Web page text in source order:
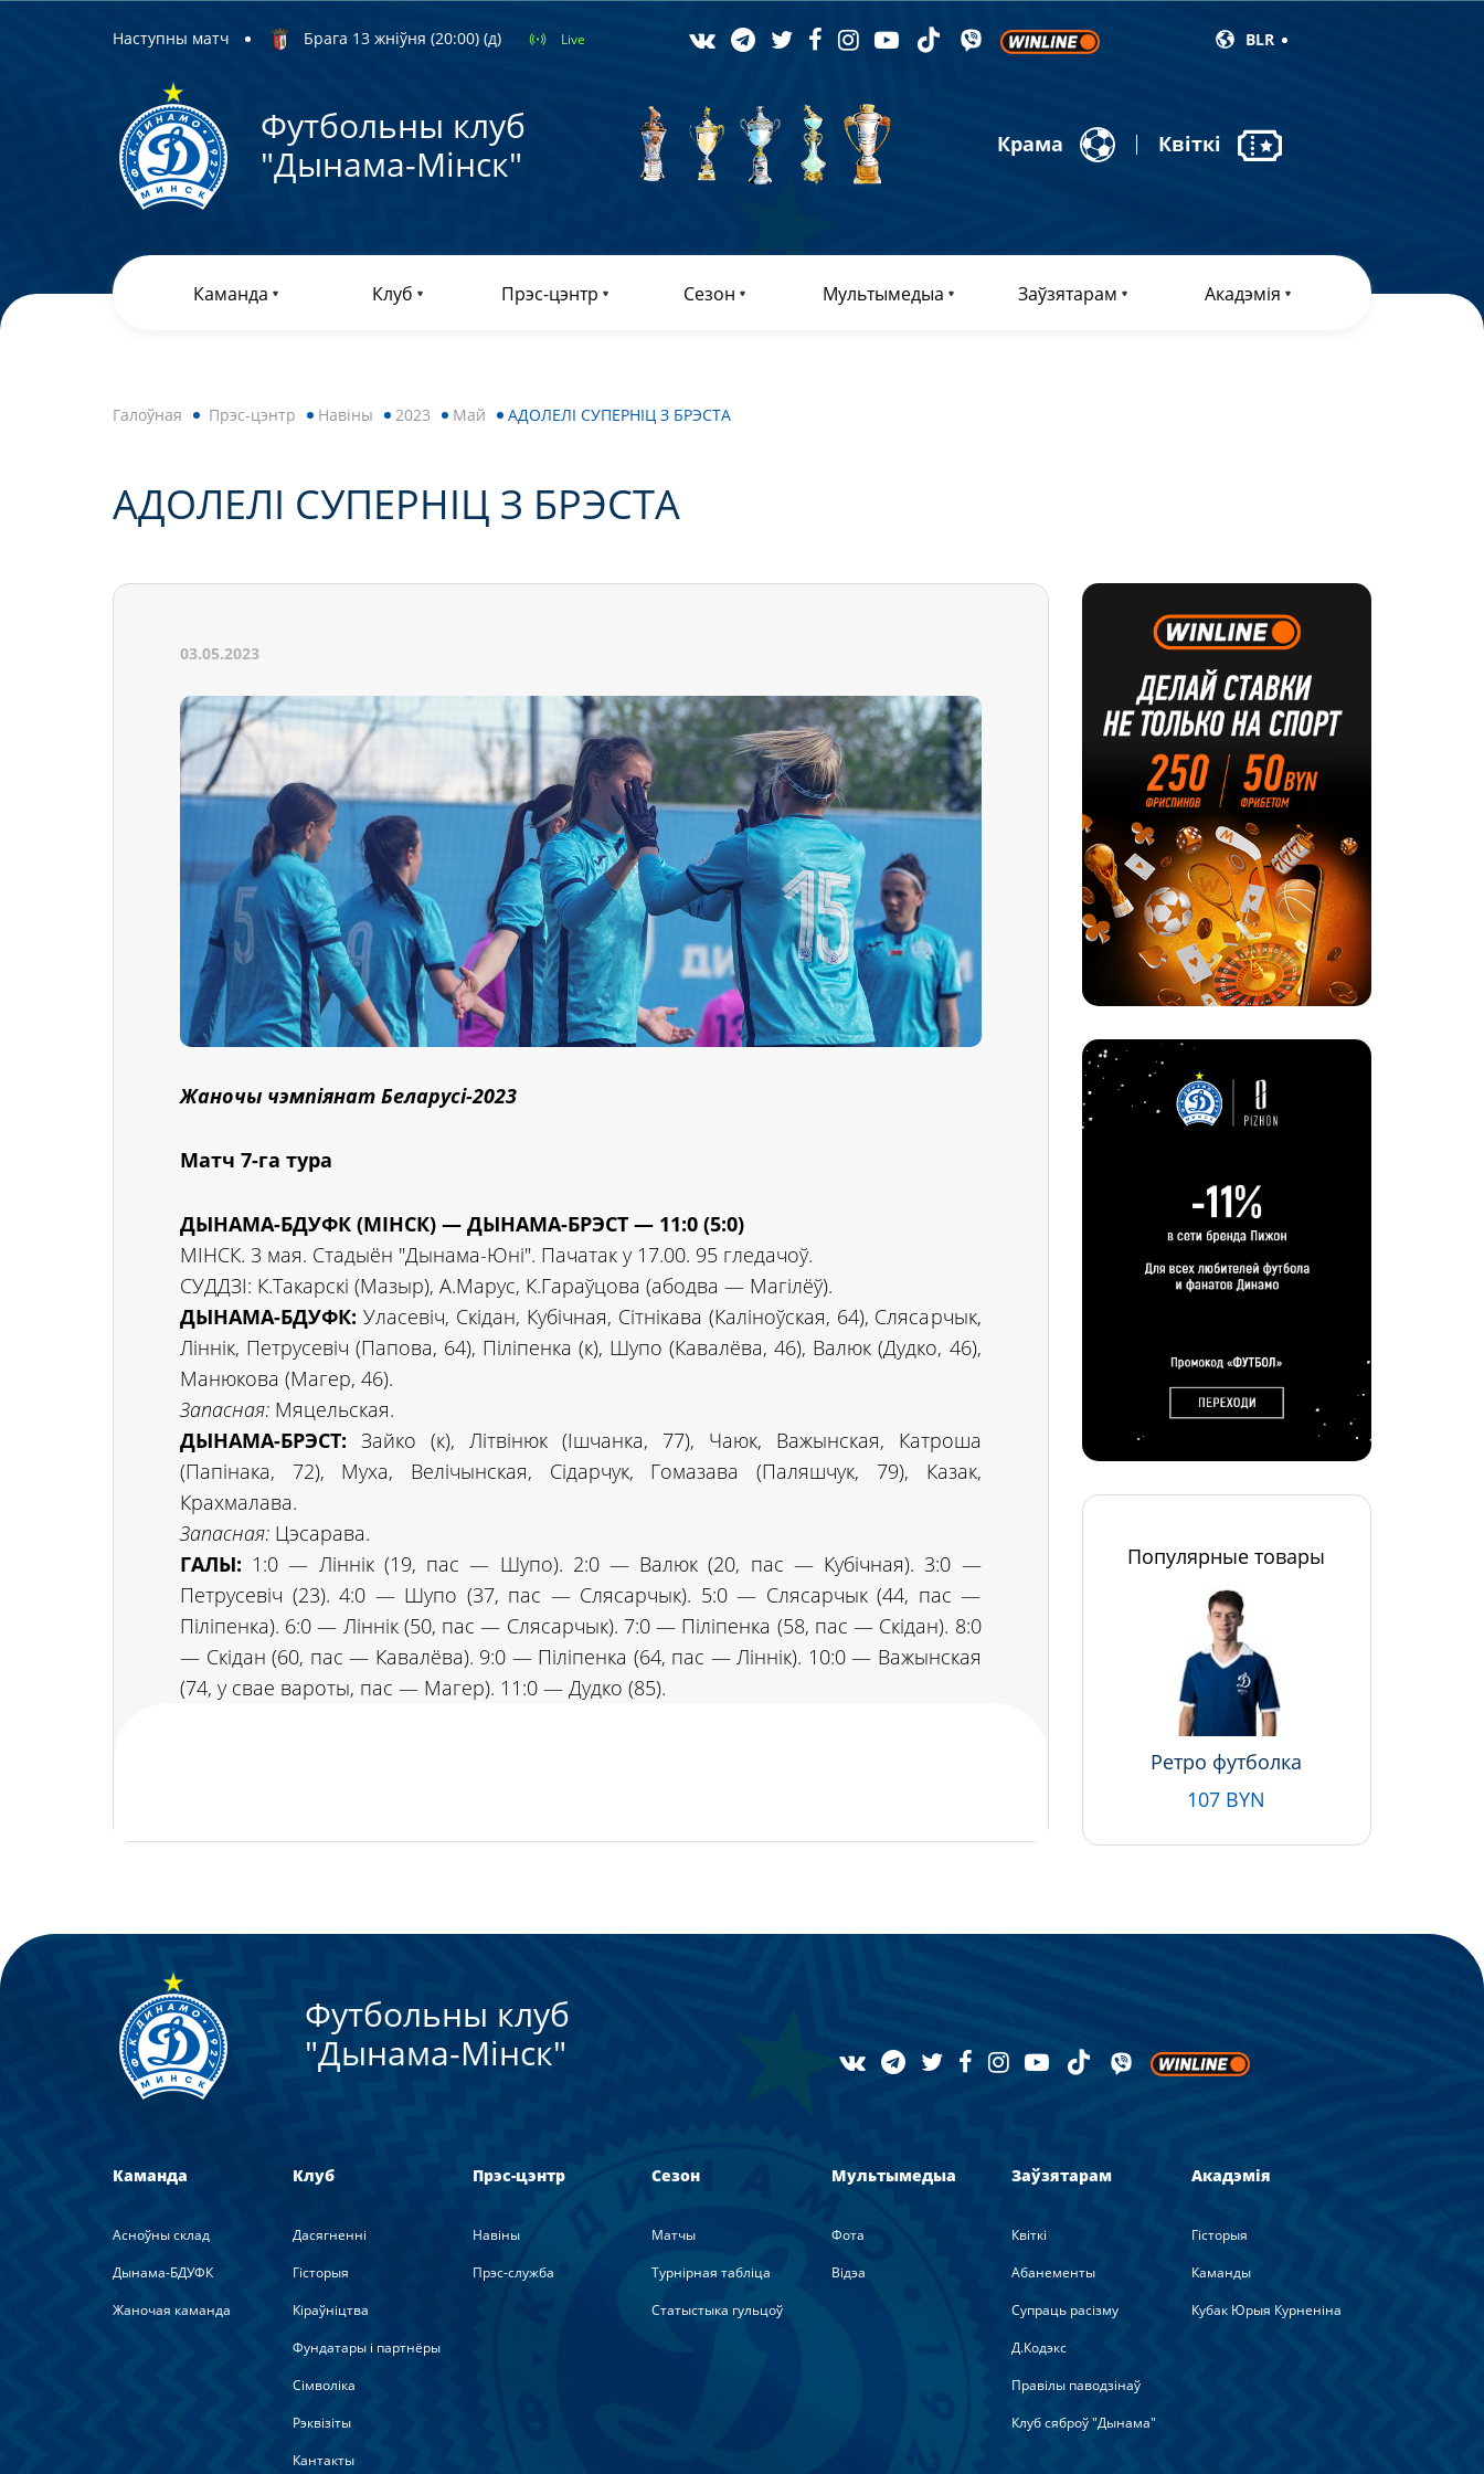
Наступны матч Брага 13 жніўня (20:00) (д) Live BLR
Футбольны клуб
"Дынама-Мiнск"
Крама Квіткі
Каманда Клуб Прэс-цэнтр Сезон Мультымедыа Заўзятарам Акадэмія
Галоўная Прэс-цэнтр Навiны 2023 Май АДОЛЕЛІ СУПЕРНІЦ З БРЭСТА
АДОЛЕЛІ СУПЕРНІЦ З БРЭСТА
03.05.2023
Жаночы чэмпіянат Беларусі-2023
Матч 7-га тура
ДЫНАМА-БДУФК (МІНСК) — ДЫНАМА-БРЭСТ — 11:0 (5:0)
МІНСК. 3 мая. Стадыён "Дынама-Юні". Пачатак у 17.00. 95 гледачоў.
СУДДЗІ: К.Такарскі (Мазыр), А.Марус, К.Гараўцова (абодва — Магілёў).
ДЫНАМА-БДУФК: Уласевіч, Скідан, Кубічная, Сітнікава (Каліноўская, 64), Слясарчык,
Ліннік, Петрусевіч (Папова, 64), Піліпенка (к), Шупо (Кавалёва, 46), Валюк (Дудко, 46),
Манюкова (Магер, 46).
Запасная: Мяцельская.
ДЫНАМА-БРЭСТ: Зайко (к), Літвінюк (Ішчанка, 77), Чаюк, Важынская, Катроша
(Папінака, 72), Муха, Велічынская, Сідарчук, Гомазава (Паляшчук, 79), Казак,
Крахмалава.
Запасная: Цэсарава.
ГАЛЫ: 1:0 — Ліннік (19, пас — Шупо). 2:0 — Валюк (20, пас — Кубічная). 3:0 —
Петрусевіч (23). 4:0 — Шупо (37, пас — Слясарчык). 5:0 — Слясарчык (44, пас —
Піліпенка). 6:0 — Ліннік (50, пас — Слясарчык). 7:0 — Піліпенка (58, пас — Скідан). 8:0
— Скідан (60, пас — Кавалёва). 9:0 — Піліпенка (64, пас — Ліннік). 10:0 — Важынская
(74, у свае вароты, пас — Магер). 11:0 — Дудко (85).
Популярные товары
Ретро футболка
107 BYN
Футбольны клуб
"Дынама-Мiнск"
Каманда
Асноўны склад
Дынама-БДУФК
Жаночая каманда
Клуб
Дасягненні
Гісторыя
Кіраўніцтва
Фундатары і партнёры
Сімволіка
Рэквізіты
Кантакты
Прэс-цэнтр
Навiны
Прэс-служба
Сезон
Матчы
Турнірная табліца
Статыстыка гульцоў
Мультымедыа
Фота
Вiдэа
Заўзятарам
Квіткі
Абанементы
Супраць расізму
Д.Кодэкс
Правілы паводзінаў
Клуб сяброў "Дынама"
Акадэмія
Гісторыя
Каманды
Кубак Юрыя Курненіна